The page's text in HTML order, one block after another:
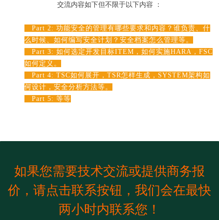
交流内容如下但不限于以下内容 ：
Part 2: 功能安全的管理有哪些要求和内容？谁负责、什
么时候、如何编写安全计划？安全档案怎么管理等。
Part 3: 如何选定开发目标ITEM，如何实施HARA，FSC
如何定义。
Part 4: TSC如何展开，TSR怎样生成，SYSTEM架构如
何设计，安全分析方法等。
Part 5: 等等
如果您需要技术交流或提供商务报
价，请点击联系按钮，我们会在最快
两小时内联系您！